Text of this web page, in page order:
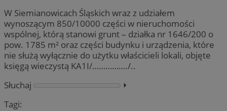
W Siemianowicach Śląskich wraz z udziałem
wynoszącym 850/10000 części w nieruchomości
wspólnej, którą stanowi grunt – działka nr 1646/200 o
pow. 1785 m² oraz części budynku i urządzenia, które
nie służą wyłącznie do użytku właścicieli lokali, objęte
księgą wieczystą KA1I/……………./..
Słuchaj
⏵︎
Tagi: